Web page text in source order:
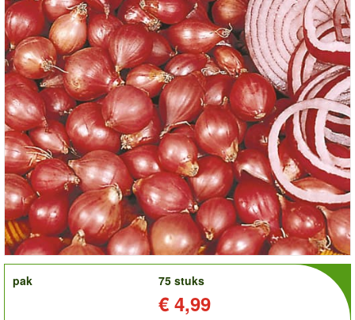
order
pak
75 stuks
€ 4,99